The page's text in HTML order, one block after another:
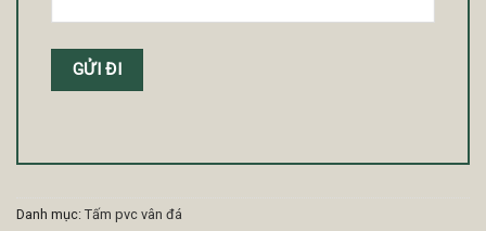
Danh mục: Tấm pvc vân đá